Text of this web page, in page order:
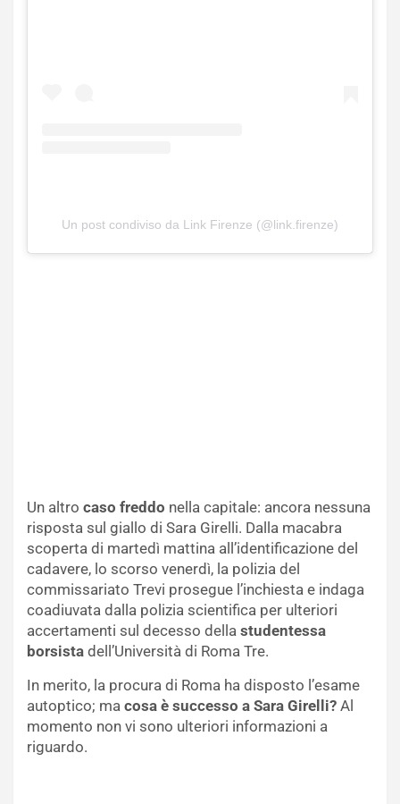
Un post condiviso da Link Firenze (@link.firenze)
Un altro caso freddo nella capitale: ancora nessuna
risposta sul giallo di Sara Girelli. Dalla macabra
scoperta di martedì mattina all’identificazione del
cadavere, lo scorso venerdì, la polizia del
commissariato Trevi prosegue l’inchiesta e indaga
coadiuvata dalla polizia scientifica per ulteriori
accertamenti sul decesso della studentessa
borsista dell’Università di Roma Tre.
In merito, la procura di Roma ha disposto l’esame
autoptico; ma cosa è successo a Sara Girelli? Al
momento non vi sono ulteriori informazioni a
riguardo.